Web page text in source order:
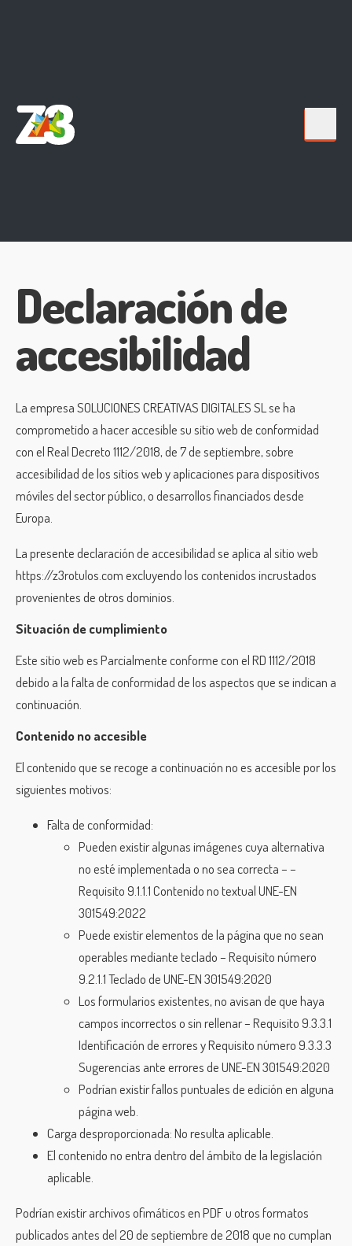
Declaración de
accesibilidad
La empresa SOLUCIONES CREATIVAS DIGITALES SL se ha
comprometido a hacer accesible su sitio web de conformidad
con el Real Decreto 1112/2018, de 7 de septiembre, sobre
accesibilidad de los sitios web y aplicaciones para dispositivos
móviles del sector público, o desarrollos financiados desde
Europa.
La presente declaración de accesibilidad se aplica al sitio web
https://z3rotulos.com excluyendo los contenidos incrustados
provenientes de otros dominios.
Situación de cumplimiento
Este sitio web es Parcialmente conforme con el RD 1112/2018
debido a la falta de conformidad de los aspectos que se indican a
continuación.
Contenido no accesible
El contenido que se recoge a continuación no es accesible por los
siguientes motivos:
Falta de conformidad:
Pueden existir algunas imágenes cuya alternativa
no esté implementada o no sea correcta – –
Requisito 9.1.1.1 Contenido no textual UNE-EN
301549:2022
Puede existir elementos de la página que no sean
operables mediante teclado – Requisito número
9.2.1.1 Teclado de UNE-EN 301549:2020
Los formularios existentes, no avisan de que haya
campos incorrectos o sin rellenar – Requisito 9.3.3.1
Identificación de errores y Requisito número 9.3.3.3
Sugerencias ante errores de UNE-EN 301549:2020
Podrían existir fallos puntuales de edición en alguna
página web.
Carga desproporcionada: No resulta aplicable.
El contenido no entra dentro del ámbito de la legislación
aplicable.
Podrían existir archivos ofimáticos en PDF u otros formatos
publicados antes del 20 de septiembre de 2018 que no cumplan